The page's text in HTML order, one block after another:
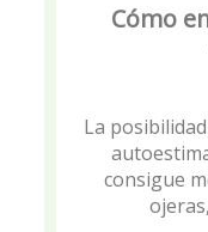
Cómo
La
consigue